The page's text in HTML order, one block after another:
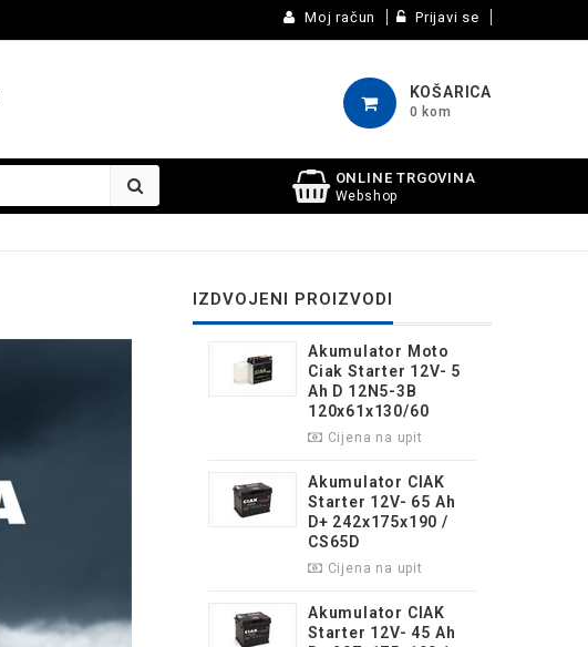
Moj račun Prijavi se
KOŠARICA
0 kom
ONLINE TRGOVINA
Webshop
IZDVOJENI PROIZVODI
Akumulator Moto
Ciak Starter 12V- 5
Ah D 12N5-3B
120x61x130/60
Cijena na upit
Akumulator CIAK
Starter 12V- 65 Ah
D+ 242x175x190 /
CS65D
Cijena na upit
Akumulator CIAK
Starter 12V- 45 Ah